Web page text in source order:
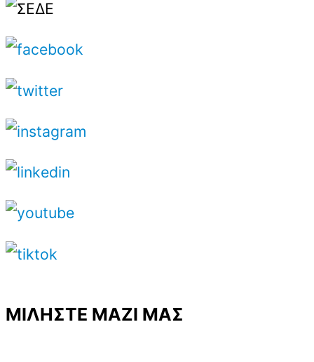
ΜΙΛΗΣΤΕ ΜΑΖΙ ΜΑΣ